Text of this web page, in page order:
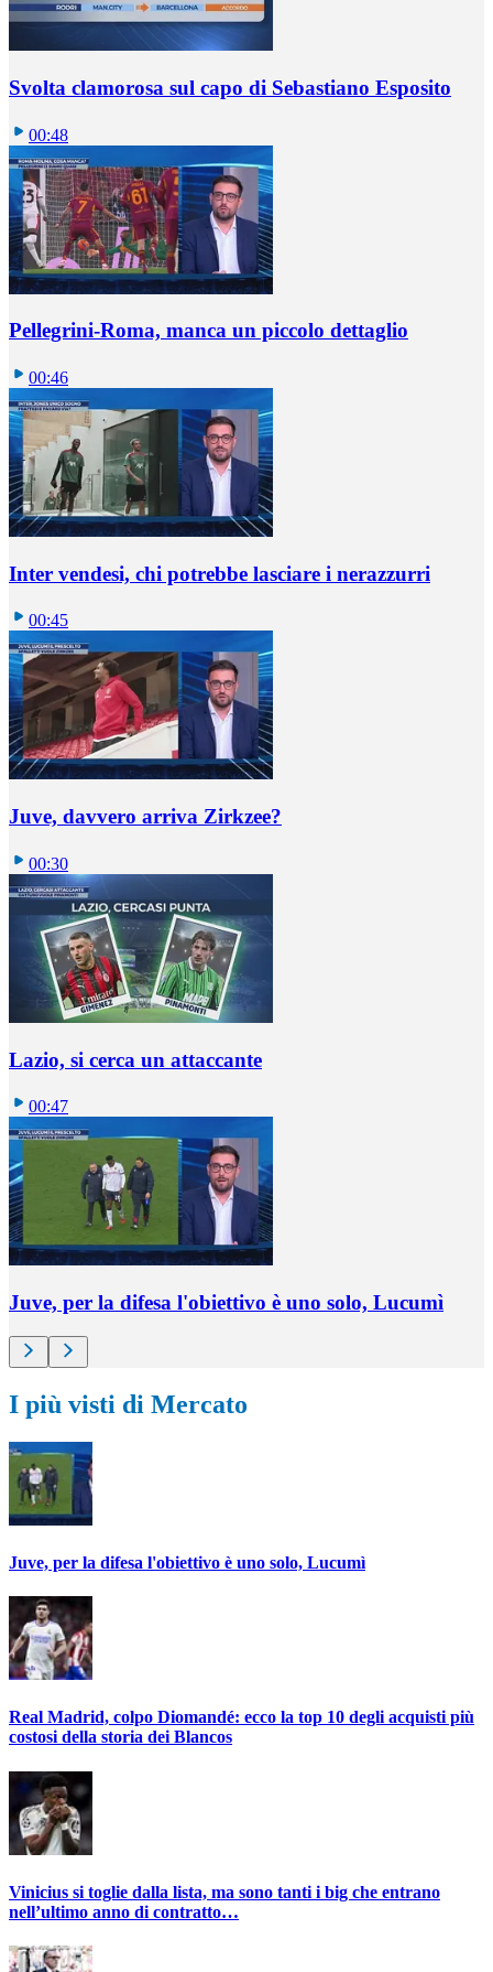
Svolta clamorosa sul capo di Sebastiano Esposito
00:48
Pellegrini-Roma, manca un piccolo dettaglio
00:46
Inter vendesi, chi potrebbe lasciare i nerazzurri
00:45
Juve, davvero arriva Zirkzee?
00:30
Lazio, si cerca un attaccante
00:47
Juve, per la difesa l'obiettivo è uno solo, Lucumì
I più visti di Mercato
Juve, per la difesa l'obiettivo è uno solo, Lucumì
Real Madrid, colpo Diomandé: ecco la top 10 degli acquisti più
costosi della storia dei Blancos
Vinicius si toglie dalla lista, ma sono tanti i big che entrano
nell’ultimo anno di contratto…